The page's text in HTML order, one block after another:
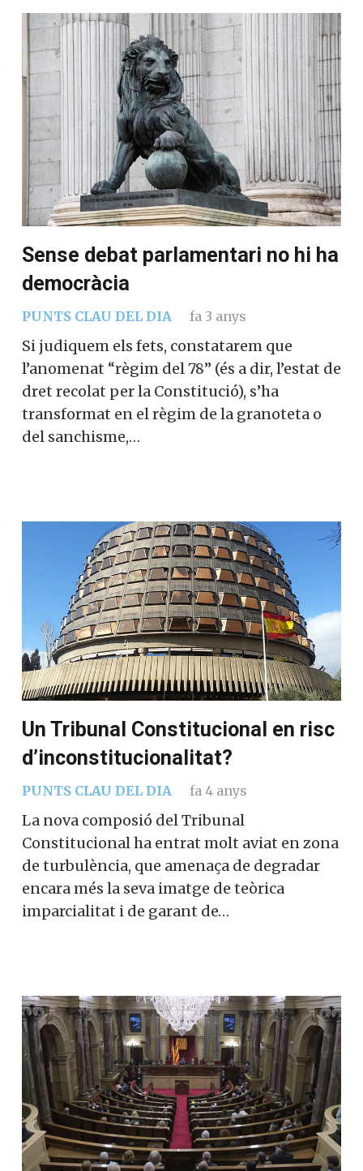
Sense debat parlamentari no hi ha
democràcia
PUNTS CLAU DEL DIA fa 3 anys
Si judiquem els fets, constatarem que
l’anomenat “règim del 78” (és a dir, l’estat de
dret recolat per la Constitució), s’ha
transformat en el règim de la granoteta o
del sanchisme,…
Un Tribunal Constitucional en risc
d’inconstitucionalitat?
PUNTS CLAU DEL DIA fa 4 anys
La nova composió del Tribunal
Constitucional ha entrat molt aviat en zona
de turbulència, que amenaça de degradar
encara més la seva imatge de teòrica
imparcialitat i de garant de…